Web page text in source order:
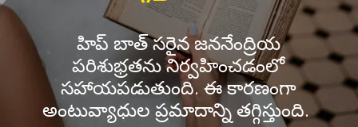
హిప్ బాత్ సరైన జననేంద్రియ
పరిశుభ్రతను నిర్వహించడంలో
సహాయపడుతుంది. ఈ కారణంగా
అంటువ్యాధుల ప్రమాదాన్ని తగ్గిస్తుంది.